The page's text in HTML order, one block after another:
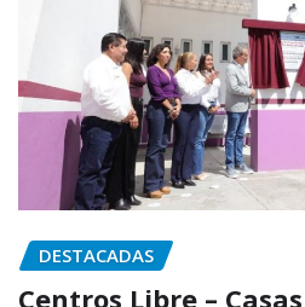
DESTACADAS
Centros Libre –